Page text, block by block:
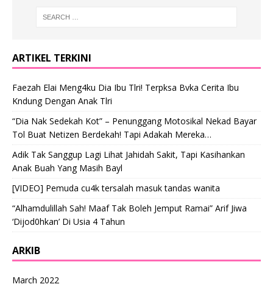
ARTIKEL TERKINI
Faezah Elai Meng4ku Dia Ibu Tlri! Terpksa Bvka Cerita Ibu
Kndung Dengan Anak Tlri
“Dia Nak Sedekah Kot” – Penunggang Motosikal Nekad Bayar
Tol Buat Netizen Berdekah! Tapi Adakah Mereka…
Adik Tak Sanggup Lagi Lihat Jahidah Sakit, Tapi Kasihankan
Anak Buah Yang Masih Bayl
[VIDEO] Pemuda cu4k tersalah masuk tandas wanita
“Alhamdulillah Sah! Maaf Tak Boleh Jemput Ramai” Arif Jiwa
‘Dijod0hkan’ Di Usia 4 Tahun
ARKIB
March 2022